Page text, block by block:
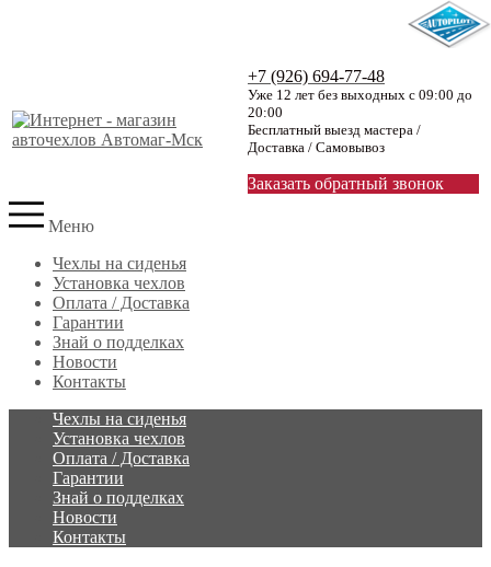
+7 (926) 694-77-48
Уже 12 лет без выходных с 09:00 до
20:00
Бесплатный выезд мастера /
Доставка / Самовывоз
Заказать обратный звонок
Меню
Чехлы на сиденья
Установка чехлов
Оплата / Доставка
Гарантии
Знай о подделках
Новости
Контакты
Чехлы на сиденья
Установка чехлов
Оплата / Доставка
Гарантии
Знай о подделках
Новости
Контакты